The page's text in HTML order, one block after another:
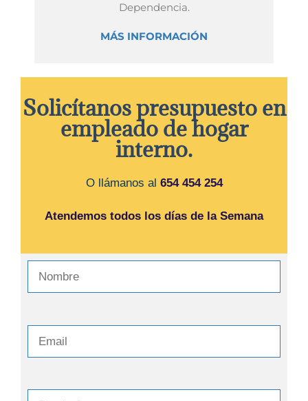
Dependencia.
MÁS INFORMACIÓN
Solicítanos presupuesto en
empleado de hogar
interno.
O llámanos al 654 454 254
Atendemos todos los días de la Semana